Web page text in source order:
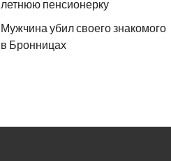
летнюю пенсионерку
Мужчина убил своего знакомого
в Бронницах